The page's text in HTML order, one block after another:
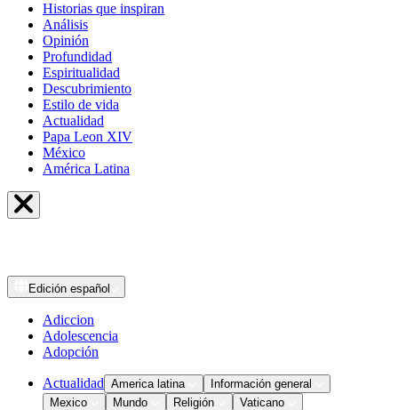
Historias que inspiran
Análisis
Opinión
Profundidad
Espiritualidad
Descubrimiento
Estilo de vida
Actualidad
Papa Leon XIV
México
América Latina
Edición español
Adiccion
Adolescencia
Adopción
Actualidad America latina
Información general
Mexico
Mundo Religión Vaticano